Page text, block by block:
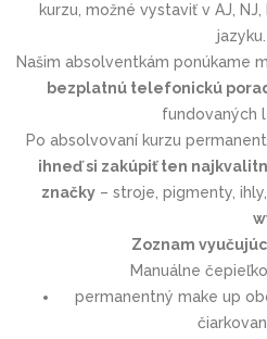
kurzu, možné vystaviť v AJ,
jazyku.
Našim absolventkám ponúkame
bezplatnú telefonickú
fundovaných
Po absolvovaní kurzu
ihneď si zakúpiť ten
značky – stroje, pigmenty,
Zoznam
Manuálne
permanentný make up